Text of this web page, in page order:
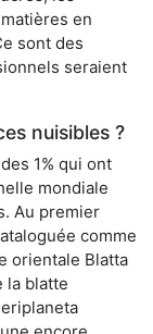
en
sont des
seraient
nuisibles ?
1% qui ont
mondiale
Au premier
comme
orientale Blatta
la blatte